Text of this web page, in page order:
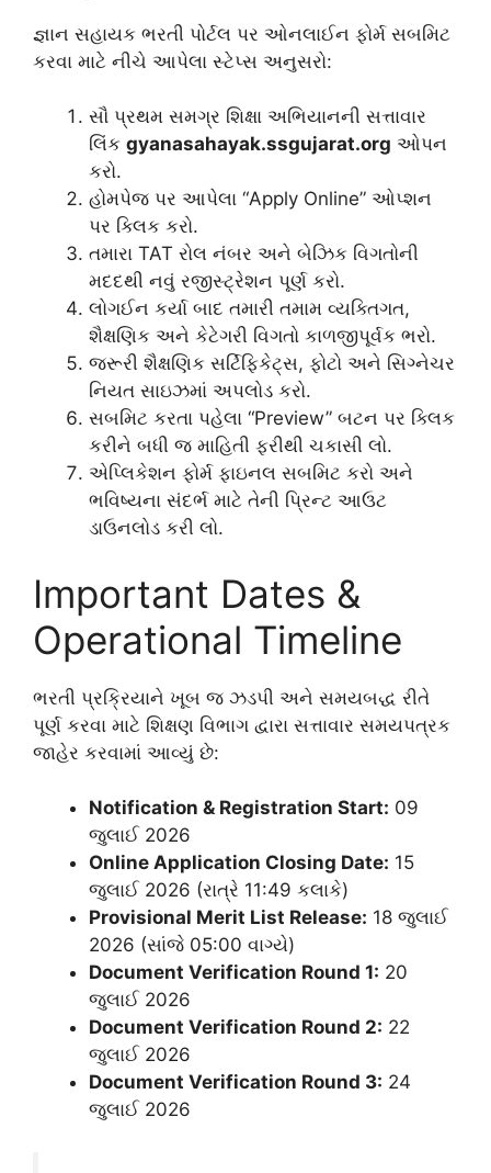
જ્ઞાન સહાયક ભરતી પોર્ટલ પર ઓનલાઈન ફોર્મ સબમિટ
કરવા માટે નીચે આપેલા સ્ટેપ્સ અનુસરો:
સૌ પ્રથમ સમગ્ર શિક્ષા અભિયાનની સત્તાવાર
લિંક gyanasahayak.ssgujarat.org ઓપન
કરો.
હોમપેજ પર આપેલા “Apply Online” ઓપ્શન
પર ક્લિક કરો.
તમારા TAT રોલ નંબર અને બેઝિક વિગતોની
મદદથી નવું રજીસ્ટ્રેશન પૂર્ણ કરો.
લોગઈન કર્યા બાદ તમારી તમામ વ્યક્તિગત,
શૈક્ષણિક અને કેટેગરી વિગતો કાળજીપૂર્વક ભરો.
જરૂરી શૈક્ષણિક સર્ટિફિકેટ્સ, ફોટો અને સિગ્નેચર
નિયત સાઇઝમાં અપલોડ કરો.
સબમિટ કરતા પહેલા “Preview” બટન પર ક્લિક
કરીને બધી જ માહિતી ફરીથી ચકાસી લો.
એપ્લિકેશન ફોર્મ ફાઇનલ સબમિટ કરો અને
ભવિષ્યના સંદર્ભ માટે તેની પ્રિન્ટ આઉટ
ડાઉનલોડ કરી લો.
Important Dates &
Operational Timeline
ભરતી પ્રક્રિયાને ખૂબ જ ઝડપી અને સમયબદ્ધ રીતે
પૂર્ણ કરવા માટે શિક્ષણ વિભાગ દ્વારા સત્તાવાર સમયપત્રક
જાહેર કરવામાં આવ્યું છે:
Notification & Registration Start: 09
જુલાઈ 2026
Online Application Closing Date: 15
જુલાઈ 2026 (રાત્રે 11:49 કલાકે)
Provisional Merit List Release: 18 જુલાઈ
2026 (સાંજે 05:00 વાગ્યે)
Document Verification Round 1: 20
જુલાઈ 2026
Document Verification Round 2: 22
જુલાઈ 2026
Document Verification Round 3: 24
જુલાઈ 2026